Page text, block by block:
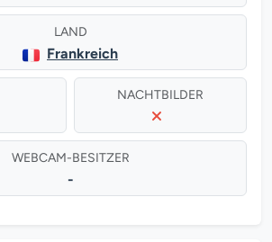
LAND
Frankreich
NACHTBILDER
WEBCAM-BESITZER
-